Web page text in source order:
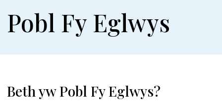
Pobl Fy Eglwys
Beth yw Pobl Fy Eglwys?